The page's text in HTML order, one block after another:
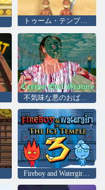
トゥーム・テンプル・ラン
不気味な悪のおばあちゃん
Fireboy and Watergirl 3：The Ice Temple